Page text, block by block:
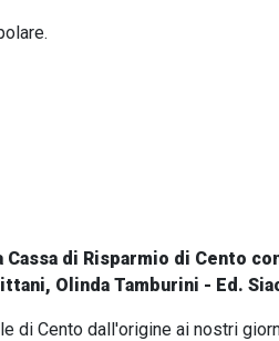
di Risparmio di Cento
Olinda Tamburini - Ed.
di Cento dall'origine ai nostri